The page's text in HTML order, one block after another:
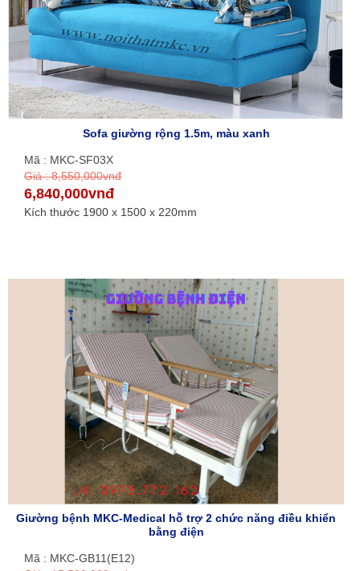
Sofa giường rộng 1.5m, màu xanh
Mã : MKC-SF03X
Giá : 8,550,000vnđ
6,840,000vnđ
Kích thước 1900 x 1500 x 220mm
Giường bệnh MKC-Medical hỗ trợ 2 chức năng điều khiển
bằng điện
Mã : MKC-GB11(E12)